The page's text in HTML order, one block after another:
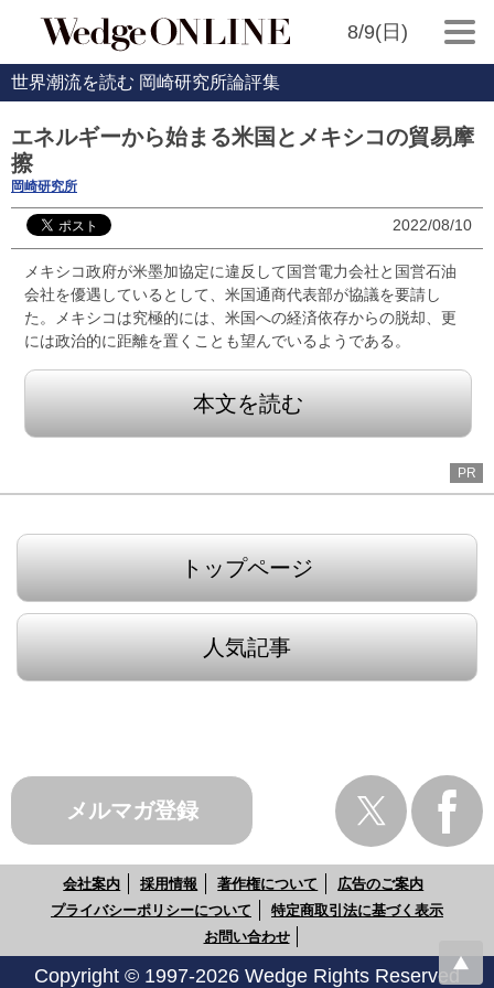
8/9(日)
世界潮流を読む 岡崎研究所論評集
エネルギーから始まる米国とメキシコの貿易摩
擦
岡崎研究所
2022/08/10
メキシコ政府が米墨加協定に違反して国営電力会社と国営石油
会社を優遇しているとして、米国通商代表部が協議を要請し
た。メキシコは究極的には、米国への経済依存からの脱却、更
には政治的に距離を置くことも望んでいるようである。
本文を読む
PR
トップページ
人気記事
メルマガ登録
会社案内 採用情報 著作権について
広告のご案内
プライバシーポリシーについて
特定商取引法に基づく表示
お問い合わせ
Copyright © 1997-2026 Wedge Rights Reserved